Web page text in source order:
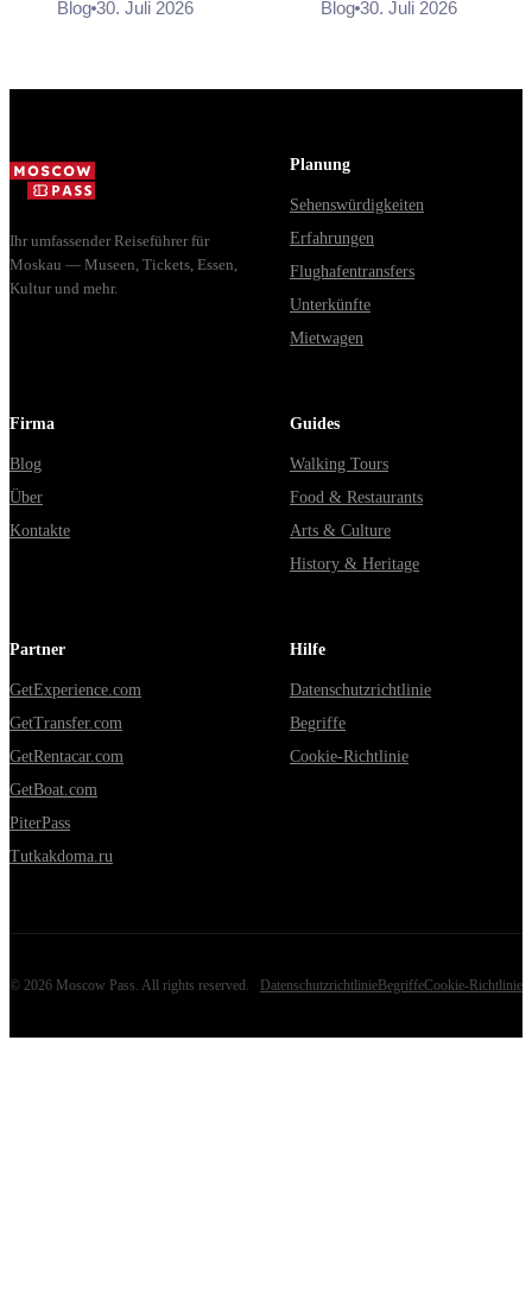
доехать из Москвы через
Blog 30. Juli 2026
расходятся в днях, чем
Blog 30. Juli 2026
Ihr umfassender Reiseführer für
Moskau — Museen, Tickets, Essen,
Kultur und mehr.
Planung
Sehenswürdigkeiten
Erfahrungen
Flughafentransfers
Unterkünfte
Mietwagen
Firma
Blog
Über
Kontakte
Guides
Walking Tours
Food & Restaurants
Arts & Culture
History & Heritage
Partner
GetExperience.com
GetTransfer.com
GetRentacar.com
GetBoat.com
PiterPass
Tutkakdoma.ru
Hilfe
Datenschutzrichtlinie
Begriffe
Cookie-Richtlinie
© 2026 Moscow Pass. All rights reserved. Datenschutzrichtlinie BegriffeCookie-Richtlinie